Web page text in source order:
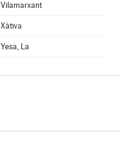
Vilamarxant
Xàtiva
Yesa, La